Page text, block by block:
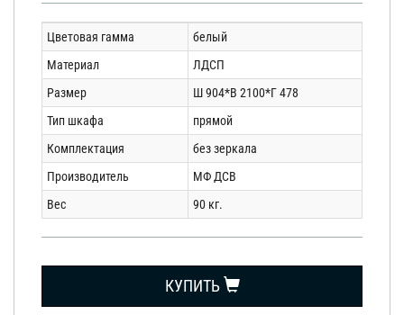
Цветовая гамма
белый
Материал
ЛДСП
Размер
Ш 904*В 2100*Г 478
Тип шкафа
прямой
Комплектация
без зеркала
Производитель
МФ ДСВ
Вес
90 кг.
КУПИТЬ